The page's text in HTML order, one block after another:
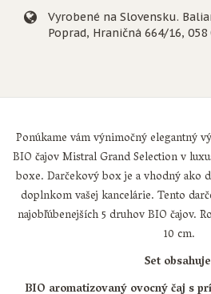
Vyrobené na Slovensku.
Poprad, Hraničná 664/16, 058
Ponúkame vám výnimočný elegantný
BIO čajov Mistral Grand Selection v
boxe. Darčekový box je a vhodný ako
doplnkom vašej kancelárie. Tento
najobľúbenejších 5 druhov BIO čajov.
10 cm.
Set obsahuje